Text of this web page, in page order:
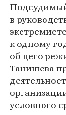
в
к одному
общего
Танишева
условного